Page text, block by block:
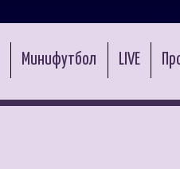
Минифутбол LIVE